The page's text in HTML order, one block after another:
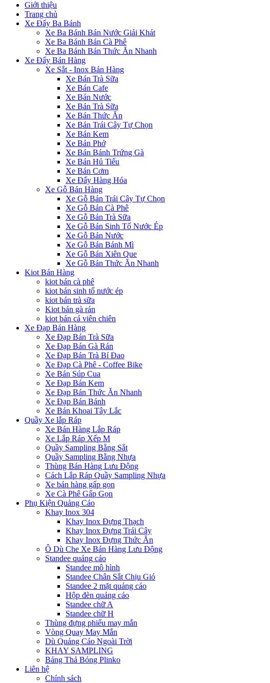
Giới thiệu
Trang chủ
Xe Đẩy Ba Bánh
Xe Ba Bánh Bán Nước Giải Khát
Xe Ba Bánh Bán Cà Phê
Xe Ba Bánh Bán Thức Ăn Nhanh
Xe Đẩy Bán Hàng
Xe Sắt - Inox Bán Hàng
Xe Bán Trà Sữa
Xe Bán Cafe
Xe Bán Nước
Xe Bán Trà Sữa
Xe Bán Thức Ăn
Xe Bán Trái Cây Tự Chọn
Xe Bán Kem
Xe Bán Phở
Xe Bán Bánh Trứng Gà
Xe Bán Hủ Tiếu
Xe Bán Cơm
Xe Đẩy Hàng Hóa
Xe Gỗ Bán Hàng
Xe Gỗ Bán Trái Cây Tự Chọn
Xe Gỗ Bán Cà Phê
Xe Gỗ Bán Trà Sữa
Xe Gỗ Bán Sinh Tố Nước Ép
Xe Gỗ Bán Nước
Xe Gỗ Bán Bánh Mì
Xe Gỗ Bán Xiên Que
Xe Gỗ Bán Thức Ăn Nhanh
Kiot Bán Hàng
kiot bán cà phê
kiot bán sinh tố nước ép
kiot bán trà sữa
Kiot bán gà rán
kiot bán cá viên chiên
Xe Đạp Bán Hàng
Xe Đạp Bán Trà Sữa
Xe Đạp Bán Gà Rán
Xe Đạp Bán Trà Bí Đao
Xe Đạp Cà Phê - Coffee Bike
Xe Bán Súp Cua
Xe Đạp Bán Kem
Xe Đạp Bán Thức Ăn Nhanh
Xe Đạp Bán Bánh
Xe Bán Khoai Tây Lắc
Quầy Xe lắp Ráp
Xe Bán Hàng Lắp Ráp
Xe Lắp Ráp Xếp M
Quầy Sampling Bằng Sắt
Quầy Sampling Bằng Nhựa
Thùng Bán Hàng Lưu Động
Cách Lắp Ráp Quầy Sampling Nhựa
Xe bán hàng gấp gọn
Xe Cà Phê Gấp Gọn
Phụ Kiện Quảng Cáo
Khay Inox 304
Khay Inox Đựng Thạch
Khay Inox Đựng Trái Cây
Khay Inox Đựng Thức Ăn
Ô Dù Che Xe Bán Hàng Lưu Động
Standee quảng cáo
Standee mô hình
Standee Chân Sắt Chịu Gió
Standee 2 mặt quảng cáo
Hộp đèn quảng cáo
Standee chữ A
Standee chữ H
Thùng đựng phiếu may mắn
Vòng Quay May Mắn
Dù Quảng Cáo Ngoài Trời
KHAY SAMPLING
Bảng Thả Bóng Plinko
Liên hệ
Chính sách